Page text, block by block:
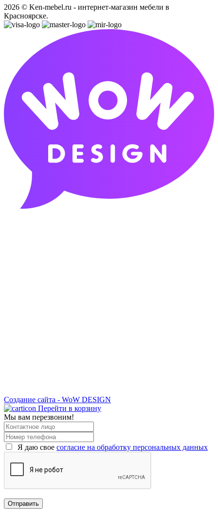
2026 © Ken-mebel.ru - интернет-магазин мебели в
Красноярске.
Создание сайта - WoW DESIGN
Перейти в корзину
Мы вам перезвоним!
Я даю свое согласие на обработку персональных данных